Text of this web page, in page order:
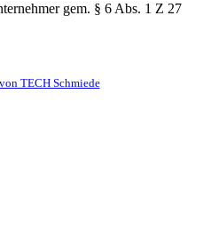
gem. § 6 Abs. 1 Z 27
TECH Schmiede